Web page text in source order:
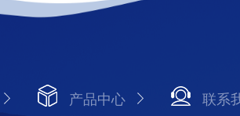
产品中心 联系